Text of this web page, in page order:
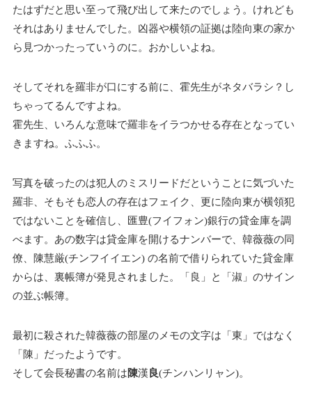
たはずだと思い至って飛び出して来たのでしょう。けれども
それはありませんでした。凶器や横領の証拠は陸向東の家か
ら見つかったっていうのに。おかしいよね。
そしてそれを羅非が口にする前に、霍先生がネタバラシ？し
ちゃってるんですよね。
霍先生、いろんな意味で羅非をイラつかせる存在となってい
きますね。ふふふ。
写真を破ったのは犯人のミスリードだということに気づいた
羅非、そもそも恋人の存在はフェイク、更に陸向東が横領犯
ではないことを確信し、匯豊(フイフォン)銀行の貸金庫を調
べます。あの数字は貸金庫を開けるナンバーで、韓薇薇の同
僚、陳慧厳(チンフイイエン) の名前で借りられていた貸金庫
からは、裏帳簿が発見されました。「良」と「淑」のサイン
の並ぶ帳簿。
最初に殺された韓薇薇の部屋のメモの文字は「東」ではなく
「陳」だったようです。
そして会長秘書の名前は陳漢 良(チンハンリャン)。